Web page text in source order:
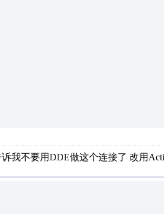
我不要用DDE做这个连接了 改用